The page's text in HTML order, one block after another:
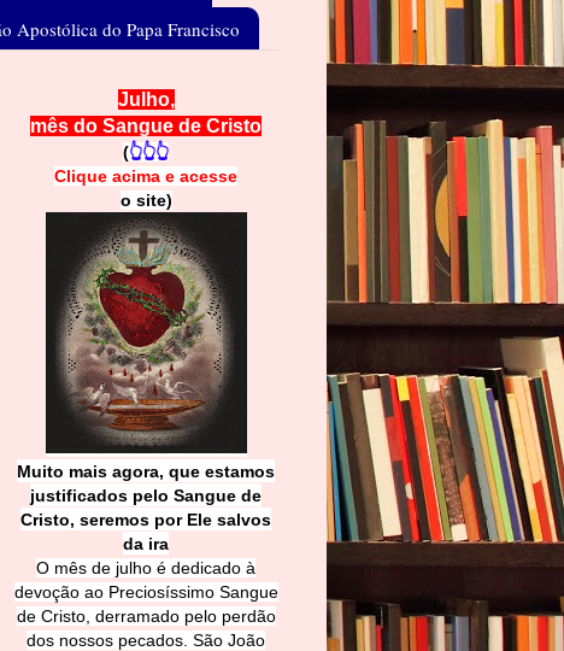
Apostólica do Papa Francisco
Julho,
mês do Sangue de Cristo
(👆👆👆
Clique acima e acesse
o site)
Muito mais agora, que estamos
justificados pelo Sangue de
Cristo, seremos por Ele salvos
da ira
O mês de julho é dedicado à
devoção ao Preciosíssimo Sangue
de Cristo, derramado pelo perdão
dos nossos pecados. São João